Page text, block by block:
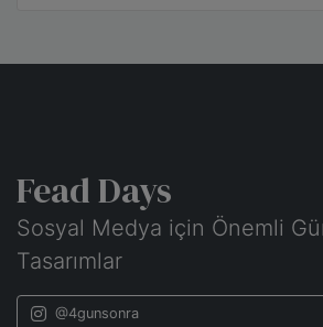
Fead Days
Sosyal Medya için Önemli
Tasarımlar
@4gunsonra